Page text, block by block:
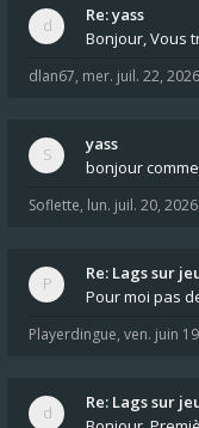
Re: yass
Bonjour, Vous
dlan67, mer. juil. 22,
yass
bonjour
Soflette, lun. juil. 20,
Re: Lags sur
Pour moi pas
Playerdingue, ven. juin
Re: Lags sur